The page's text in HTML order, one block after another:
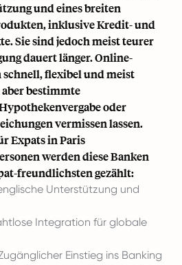
und eines breiten
inklusive Kredit- und
Sie sind jedoch meist teurer
dauert länger. Online-
schnell, flexibel und meist
bestimmte
oder
vermissen lassen.
Expats in Paris
werden diese Banken
freundlichsten gezählt:
Unterstützung und
Integration für globale
Einstieg ins Banking